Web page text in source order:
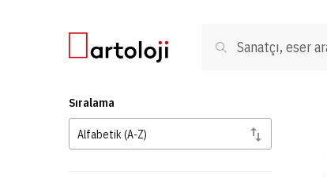
Ara
Sıralama